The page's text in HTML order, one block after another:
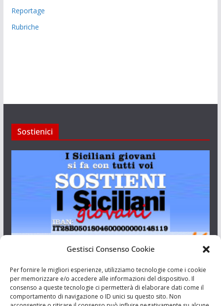
Gestisci Consenso Cookie
Per fornire le migliori esperienze, utilizziamo tecnologie come i cookie
per memorizzare e/o accedere alle informazioni del dispositivo. Il
consenso a queste tecnologie ci permetterà di elaborare dati come il
comportamento di navigazione o ID unici su questo sito. Non
Reportage
Rubriche
Sostienici
Aut. del tribunale di Catania n.23/2011 del 20/09/2011 Dir.
Resp. Riccardo Orioles.